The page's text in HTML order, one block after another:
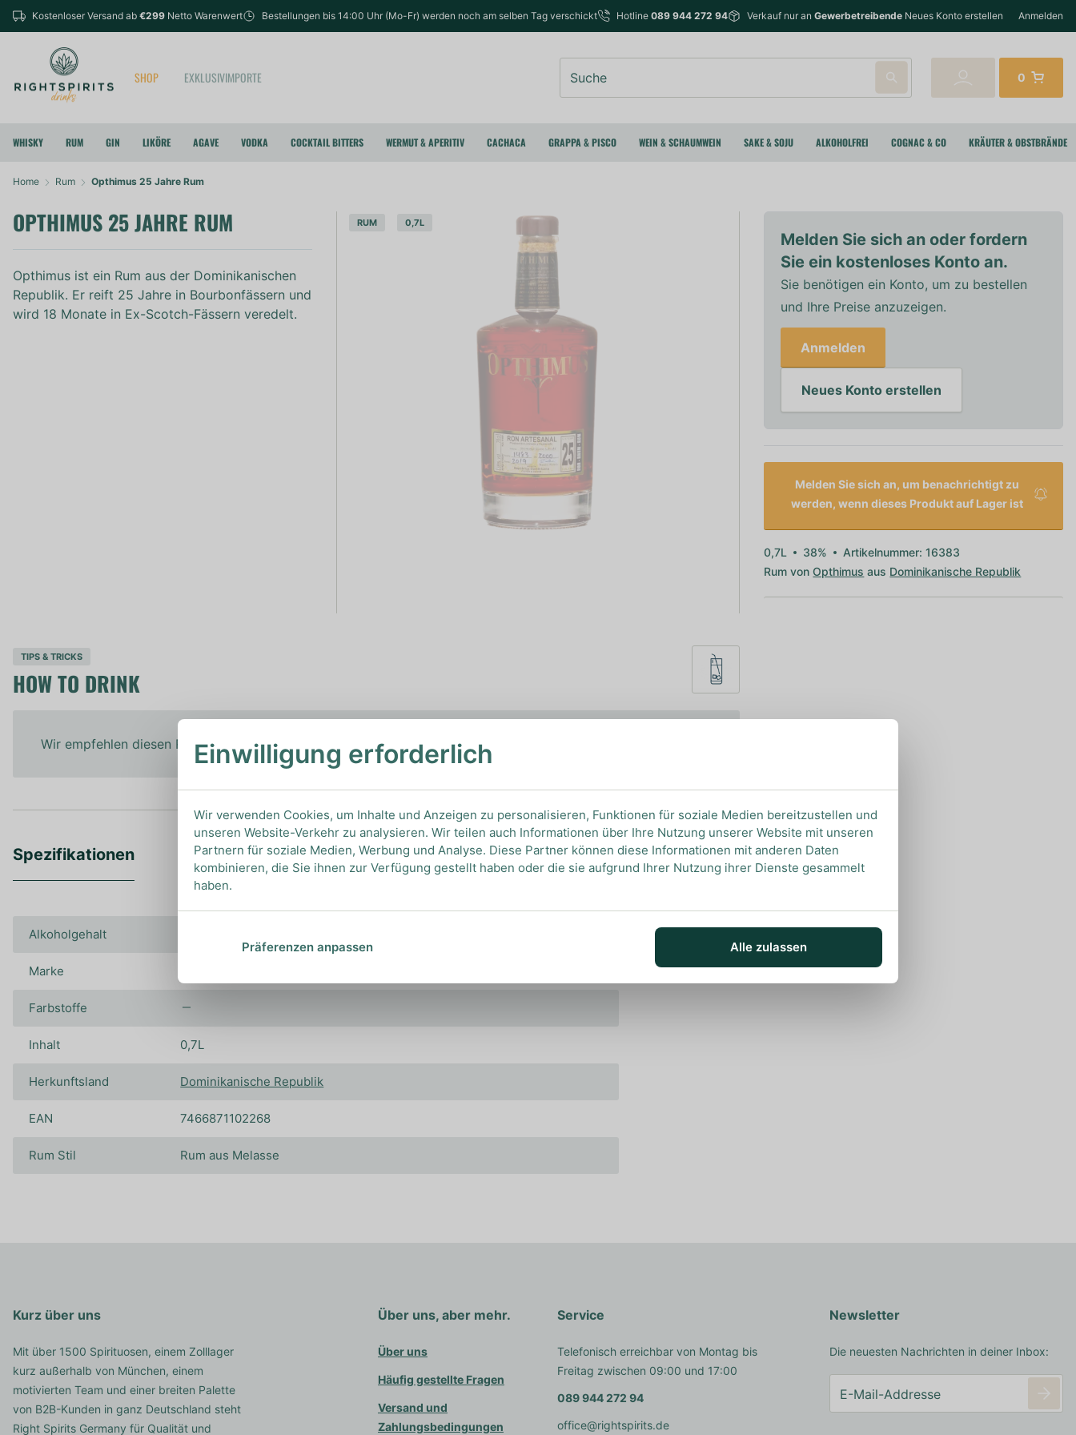
Kostenloser Versand ab €299 Netto Warenwert Bestellungen bis 14:00 Uhr (Mo-Fr) werden noch am selben Tag verschickt Hotline 089 944 272 94 Verkauf nur an Gewerbetreibende Neues Konto erstellen Anmelden
SHOP EXKLUSIVIMPORTE 0
WHISKY RUM GIN LIKÖRE AGAVE VODKA COCKTAIL BITTERS WERMUT & APERITIV CACHACA GRAPPA & PISCO WEIN & SCHAUMWEIN SAKE & SOJU ALKOHOLFREI COGNAC & CO KRÄUTER & OBSTBRÄNDE
Home Rum Opthimus 25 Jahre Rum
OPTHIMUS 25 JAHRE RUM
Opthimus ist ein Rum aus der Dominikanischen
Republik. Er reift 25 Jahre in Bourbonfässern und
wird 18 Monate in Ex-Scotch-Fässern veredelt.
RUM 0,7L
Melden Sie sich an oder fordern
Sie ein kostenloses Konto an.
Sie benötigen ein Konto, um zu bestellen
und Ihre Preise anzuzeigen.
Anmelden
Neues Konto erstellen
Melden Sie sich an, um benachrichtigt zu
werden, wenn dieses Produkt auf Lager ist
0,7L 38%
Artikelnummer: 16383
Rum vonOpthimus aus Dominikanische Republik
TIPS & TRICKS
HOW TO DRINK
Wir empfehlen diesen Rum pur zu genießen oder on the rocks, um weitere Aromen aufzuschließen.
Spezifikationen
Alkoholgehalt
Marke
Farbstoffe
Inhalt 0,7L
Herkunftsland Dominikanische Republik
EAN 7466871102268
Rum Stil Rum aus Melasse
Kurz über uns
Mit über 1500 Spirituosen, einem Zolllager
kurz außerhalb von München, einem
motivierten Team und einer breiten Palette
von B2B-Kunden in ganz Deutschland steht
Right Spirits Germany für Qualität und
Über uns, aber mehr.
Über uns
Häufig gestellte Fragen
Versand und
Zahlungsbedingungen
Service
Telefonisch erreichbar von Montag bis
Freitag zwischen 09:00 und 17:00
089 944 272 94
office@rightspirits.de
Newsletter
Die neuesten Nachrichten in deiner Inbox:
Einwilligung erforderlich
Wir verwenden Cookies, um Inhalte und Anzeigen zu personalisieren, Funktionen für soziale Medien bereitzustellen und
unseren Website-Verkehr zu analysieren. Wir teilen auch Informationen über Ihre Nutzung unserer Website mit unseren
Partnern für soziale Medien, Werbung und Analyse. Diese Partner können diese Informationen mit anderen Daten
kombinieren, die Sie ihnen zur Verfügung gestellt haben oder die sie aufgrund Ihrer Nutzung ihrer Dienste gesammelt
haben.
Präferenzen anpassen Alle zulassen